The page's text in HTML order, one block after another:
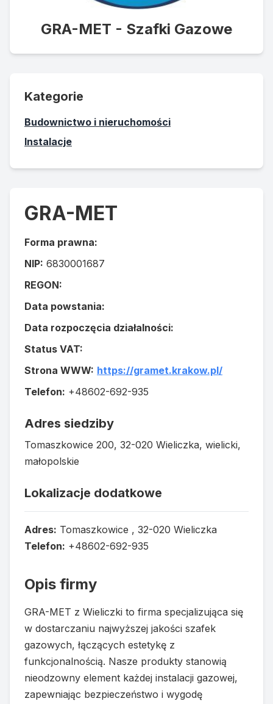
GRA-MET - Szafki Gazowe
Kategorie
Budownictwo i nieruchomości
Instalacje
GRA-MET
Forma prawna:
NIP: 6830001687
REGON:
Data powstania:
Data rozpoczęcia działalności:
Status VAT:
Strona WWW: https://gramet.krakow.pl/
Telefon: +48602-692-935
Adres siedziby
Tomaszkowice 200, 32-020 Wieliczka, wielicki,
małopolskie
Lokalizacje dodatkowe
Adres: Tomaszkowice , 32-020 Wieliczka
Telefon: +48602-692-935
Opis firmy
GRA-MET z Wieliczki to firma specjalizująca się
w dostarczaniu najwyższej jakości szafek
gazowych, łączących estetykę z
funkcjonalnością. Nasze produkty stanowią
nieodzowny element każdej instalacji gazowej,
zapewniając bezpieczeństwo i wygodę